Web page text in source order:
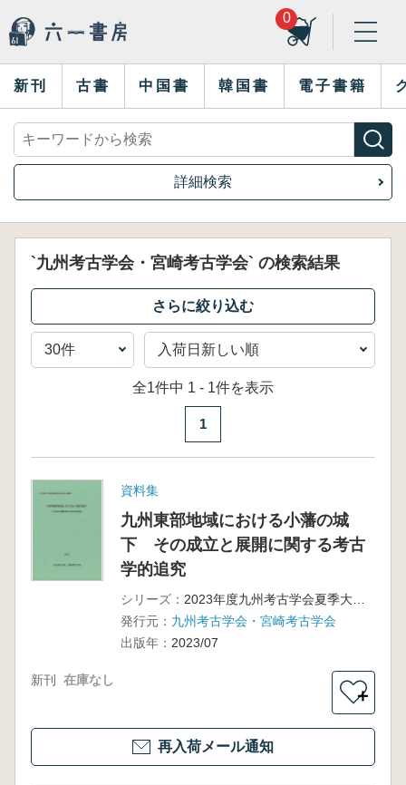
0
新刊 古書 中国書 韓国書 電子書籍
詳細検索
`九州考古学会・宮崎考古学会` の検索結果
全1件中 1 - 1件を表示
1
資料集
九州東部地域における小藩の城
下 その成立と展開に関する考古
学的追究
シリーズ：
2023年度九州考古学会夏季大会宮崎大会資料集
発行元： 九州考古学会・宮崎考古学会
出版年： 2023/07
新刊 在庫なし
＋
再入荷メール通知